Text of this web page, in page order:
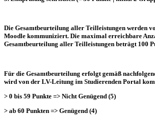
Die Gesamtbeurteilung aller Teilleistungen werden
Moodle kommuniziert. Die maximal erreichbare
Gesamtbeurteilung aller Teilleistungen beträgt 100
Für die Gesamtbeurteilung erfolgt gemäß
wird von der LV-Leitung im Studierenden Portal
> 0 bis 59 Punkte => Nicht Genügend (5)
> ab 60 Punkten => Genügend (4)